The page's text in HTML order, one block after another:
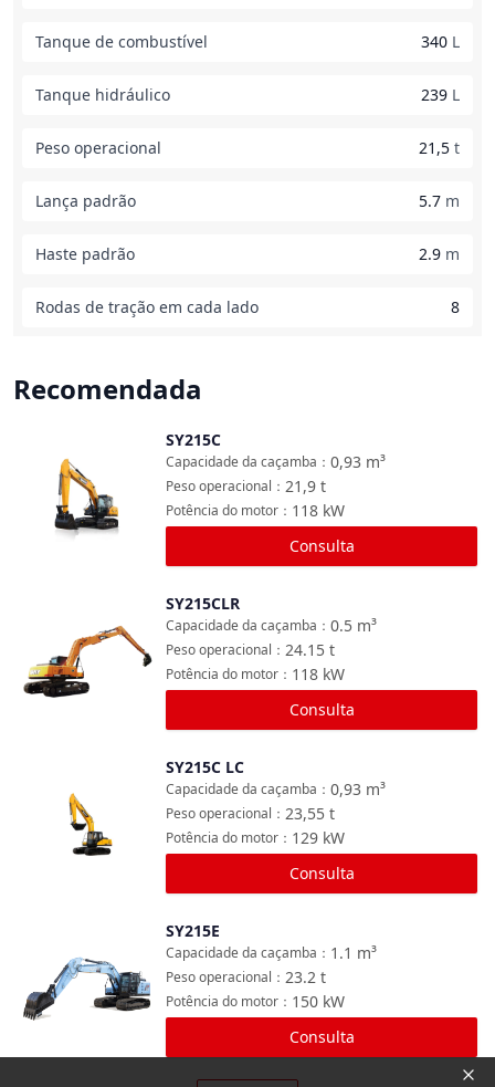
Tanque de combustível 340 L
Tanque hidráulico 239 L
Peso operacional 21,5 t
Lança padrão 5.7 m
Haste padrão 2.9 m
Rodas de tração em cada lado 8
Recomendada
SY215C
0,93 m³
Capacidade da caçamba ：
21,9 t
Peso operacional ：
118 kW
Potência do motor ：
Consulta
SY215CLR
0.5 m³
Capacidade da caçamba ：
24.15 t
Peso operacional ：
118 kW
Potência do motor ：
Consulta
SY215C LC
0,93 m³
Capacidade da caçamba ：
23,55 t
Peso operacional ：
129 kW
Potência do motor ：
Consulta
SY215E
1.1 m³
Capacidade da caçamba ：
23.2 t
Peso operacional ：
150 kW
Potência do motor ：
Consulta